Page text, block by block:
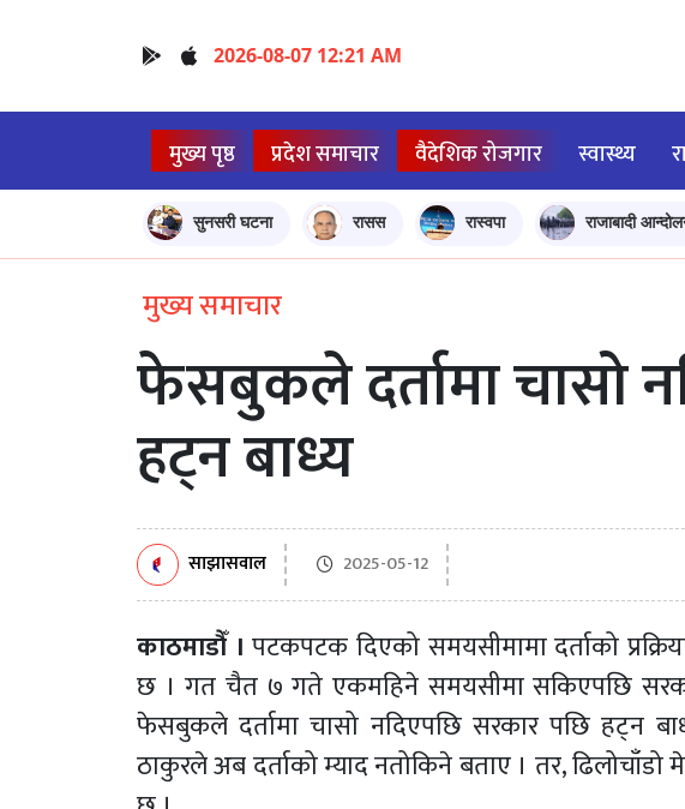
2026-08-07 12:21 AM
मुख्य पृष्ठ प्रदेश समाचार वैदेशिक रोजगार स्वास्थ्य
सुनसरी घटना रासस रास्वपा राजाबादी
मुख्य समाचार
फेसबुकले दर्तामा चासो
हट्न बाध्य
साझासवाल 2025-05-12
काठमाडौँ । पटकपटक दिएको समयसीमामा दर्ताको
छ । गत चैत ७ गते एकमहिने समयसीमा सकिएपछि
फेसबुकले दर्तामा चासो नदिएपछि सरकार पछि हट्न
ठाकुरले अब दर्ताको म्याद नतोकिने बताए । तर,